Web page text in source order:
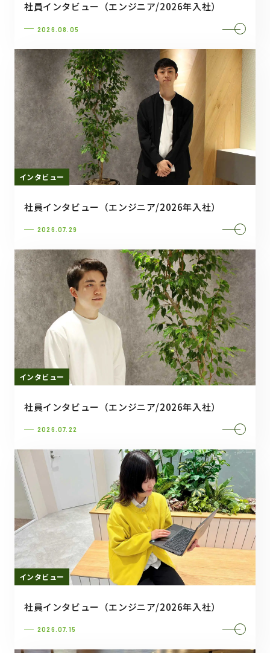
社員インタビュー（エンジニア/2026年入社）
2026.08.05
インタビュー
社員インタビュー（エンジニア/2026年入社）
2026.07.29
インタビュー
社員インタビュー（エンジニア/2026年入社）
2026.07.22
インタビュー
社員インタビュー（エンジニア/2026年入社）
2026.07.15